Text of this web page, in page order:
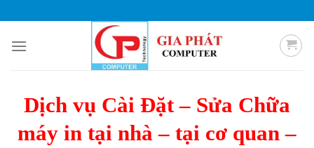
to
content
Dịch vụ Cài Đặt – Sửa Chữa
máy in tại nhà – tại cơ quan –